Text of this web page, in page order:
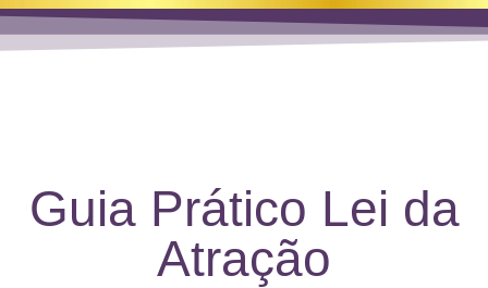
Guia Prático Lei da
Atração